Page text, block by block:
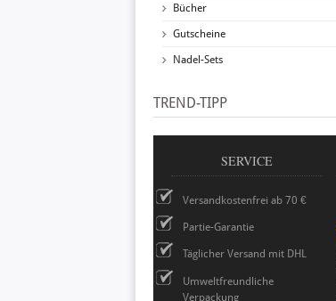
Bücher
Gutscheine
Nadel-Sets
TREND-TIPP
SERVICE
Versandkostenfrei ab 70 €
Partie-Garantie
Täglicher Versand mit DHL
Umweltfreundliche
Verpackung